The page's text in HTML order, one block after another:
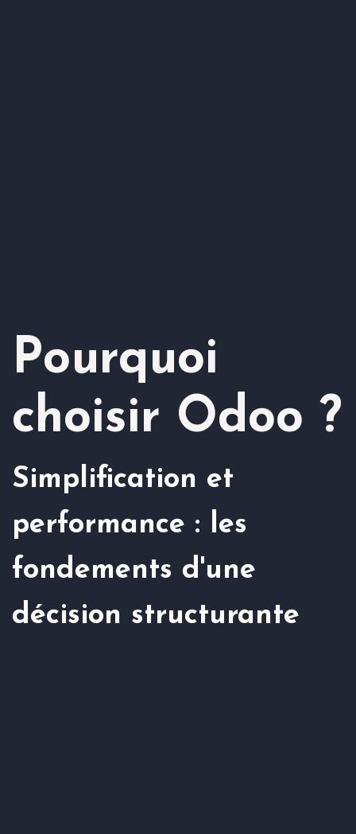
Pourquoi
choisir Odoo ?
Simplification et
performance : les
fondements d'une
décision structurante